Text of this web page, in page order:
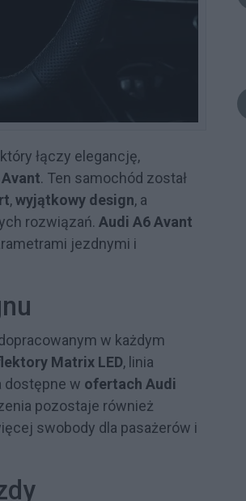
łączy elegancję,
. Ten samochód został
,wyjątkowy design, a
rozwiązań. Audi A6 Avant
jezdnymi i
w każdym
Matrix LED, linia
dostępne w ofertach Audi
pozostaje również
swobody dla pasażerów i